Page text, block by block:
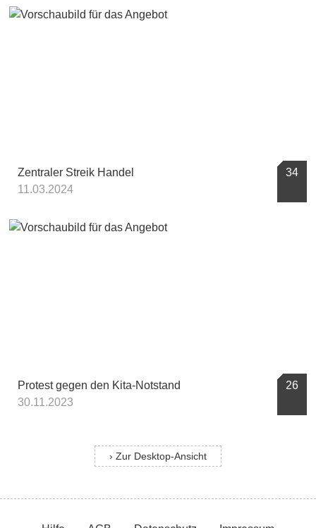
Zentraler Streik Handel
11.03.2024
34
Protest gegen den Kita-Notstand
30.11.2023
26
› Zur Desktop-Ansicht